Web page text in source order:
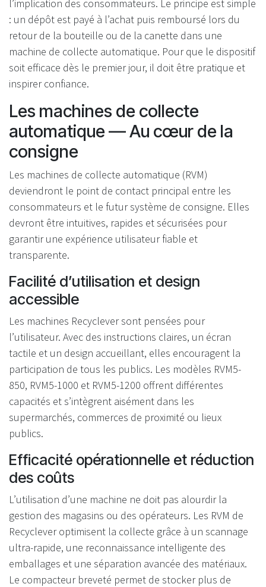
l’implication des consommateurs. Le principe est simple
: un dépôt est payé à l’achat puis remboursé lors du
retour de la bouteille ou de la canette dans une
machine de collecte automatique. Pour que le dispositif
soit efficace dès le premier jour, il doit être pratique et
inspirer confiance.
Les machines de collecte
automatique — Au cœur de la
consigne
Les machines de collecte automatique (RVM)
deviendront le point de contact principal entre les
consommateurs et le futur système de consigne. Elles
devront être intuitives, rapides et sécurisées pour
garantir une expérience utilisateur fiable et
transparente.
Facilité d’utilisation et design
accessible
Les machines Recyclever sont pensées pour
l’utilisateur. Avec des instructions claires, un écran
tactile et un design accueillant, elles encouragent la
participation de tous les publics. Les modèles RVM5-
850, RVM5-1000 et RVM5-1200 offrent différentes
capacités et s’intègrent aisément dans les
supermarchés, commerces de proximité ou lieux
publics.
Efficacité opérationnelle et réduction
des coûts
L’utilisation d’une machine ne doit pas alourdir la
gestion des magasins ou des opérateurs. Les RVM de
Recyclever optimisent la collecte grâce à un scannage
ultra-rapide, une reconnaissance intelligente des
emballages et une séparation avancée des matériaux.
Le compacteur breveté permet de stocker plus de